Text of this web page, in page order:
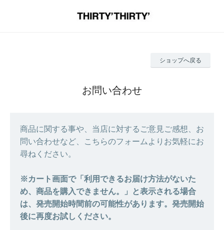
ショップへ戻る
お問い合わせ
商品に関する事や、当店に対するご意見ご感想、お
問い合わせなど、こちらのフォームよりお気軽にお
尋ねください。